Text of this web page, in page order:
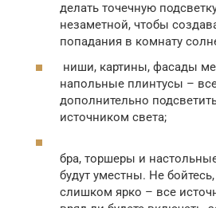
делать точечную
незаметной, чтобы
попадания в комнату
ниши, картины, фасады
напольные плинтусы –
дополнительно
источником света;
бра, торшеры и
будут уместны. Не
слишком ярко – все